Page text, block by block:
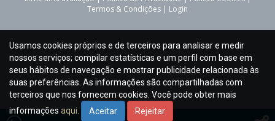
8. As portas estão seguras e funcionais?
Verifique o estado das portas, incluindo fechaduras,
dobradiças e vedantes. Portas em bom estado
garantem segurança e eficiência energética. Teste
todas as portas para garantir que abrem e fecham
Termos & Condições | Login
Usamos cookies próprios e de terceiros para analisar e medir
nossos serviços; compilar estatísticas e um perfil com base em
seus hábitos de navegação e mostrar publicidade relacionada às
suas preferências. As informações são compartilhadas com
terceiros que nos fornecem cookies. Você pode obter mais
informações aqui. Aceitar Rejeitar